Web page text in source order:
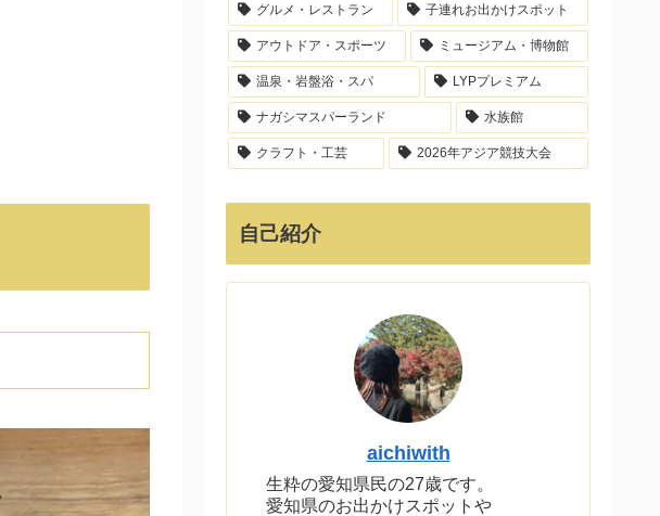
グルメ・レストラン 子連れお出かけスポット
アウトドア・スポーツ ミュージアム・博物館
温泉・岩盤浴・スパ LYPプレミアム
ナガシマスパーランド 水族館
クラフト・工芸 2026年アジア競技大会
自己紹介
aichiwith
生粋の愛知県民の27歳です。
愛知県のお出かけスポットや